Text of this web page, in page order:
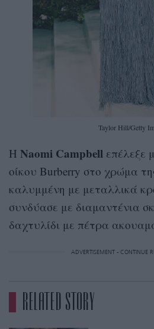
Taylor Hill/Getty
H Naomi Campbell επέλεξε
οίκου Burberry στο χρώμα
καλυμμένη με μεταλλικά
συνδύασε με διαμαντένια
δαχτυλίδι με πέτρα
ADVERTISEMENT - CONTINUE
RELATED STORY